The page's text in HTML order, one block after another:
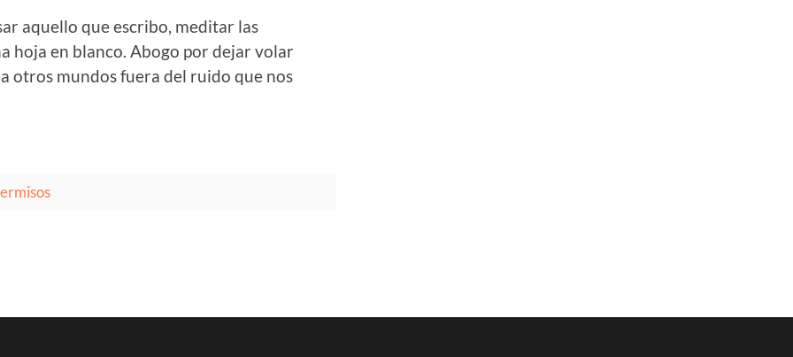
aquello que escribo, meditar las
hoja en blanco. Abogo por dejar volar
otros mundos fuera del ruido que nos